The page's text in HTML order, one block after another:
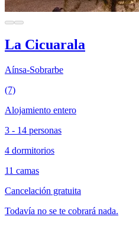
La Cicuarala
Aínsa-Sobrarbe
(7)
Alojamiento entero
3 - 14 personas
4 dormitorios
11 camas
Cancelación gratuita
Todavía no se te cobrará nada.